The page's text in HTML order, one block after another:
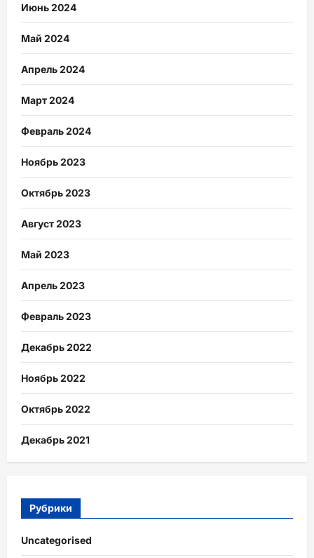
Июнь 2024
Май 2024
Апрель 2024
Март 2024
Февраль 2024
Ноябрь 2023
Октябрь 2023
Август 2023
Май 2023
Апрель 2023
Февраль 2023
Декабрь 2022
Ноябрь 2022
Октябрь 2022
Декабрь 2021
Рубрики
Uncategorised